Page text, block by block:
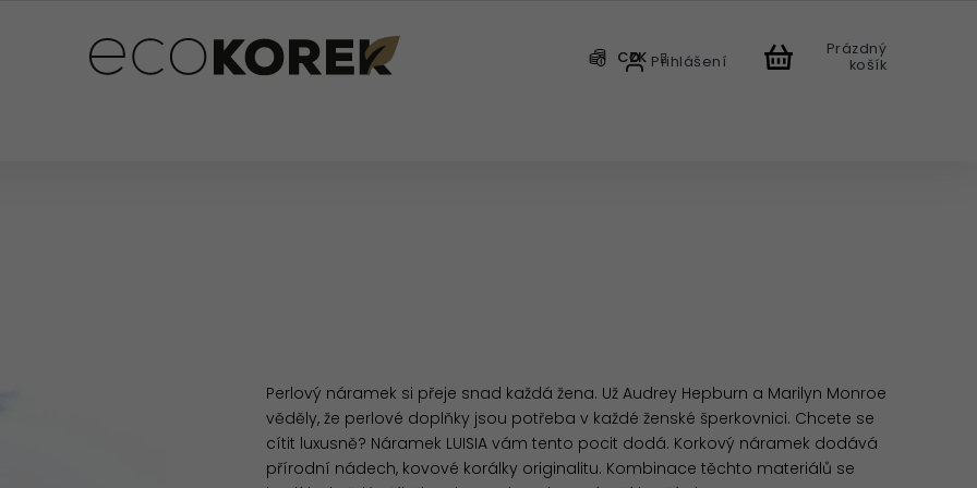
CZK Přihlášení
Prázdný
košík
Perlový náramek si přeje snad každá žena. Už Audrey Hepburn a Marilyn Monroe
věděly, že perlové doplňky jsou potřeba v každé ženské šperkovnici. Chcete se
cítit luxusně? Náramek LUISIA vám tento pocit dodá. Korkový náramek dodává
přírodní nádech, kovové korálky originalitu. Kombinace těchto materiálů se